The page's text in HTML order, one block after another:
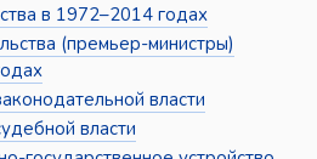
в 1972–2014 годах
(премьер-министры)
власти
власти